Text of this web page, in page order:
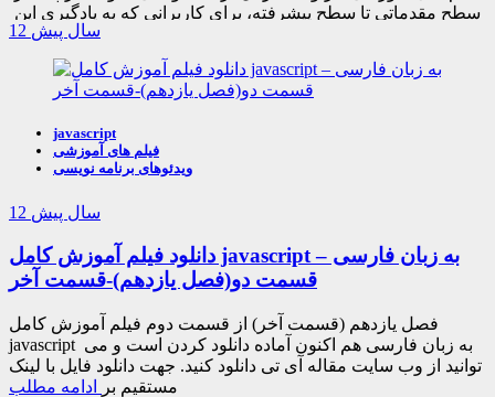
سطح مقدماتی تا سطح پیشرفته، برای کاربرانی که به یادگیری این
12 سال پیش
javascript
فیلم های آموزشی
ویدئوهای برنامه نویسی
12 سال پیش
دانلود فیلم آموزش کامل javascript به زبان فارسی –
قسمت دو(فصل یازدهم)-قسمت آخر
فصل یازدهم (قسمت آخر) از قسمت دوم فیلم آموزش کامل
javascript به زبان فارسی هم اکنون آماده دانلود کردن است و می
توانید از وب سایت مقاله آی تی دانلود کنید. جهت دانلود فایل با لینک
مستقیم بر
ادامه مطلب